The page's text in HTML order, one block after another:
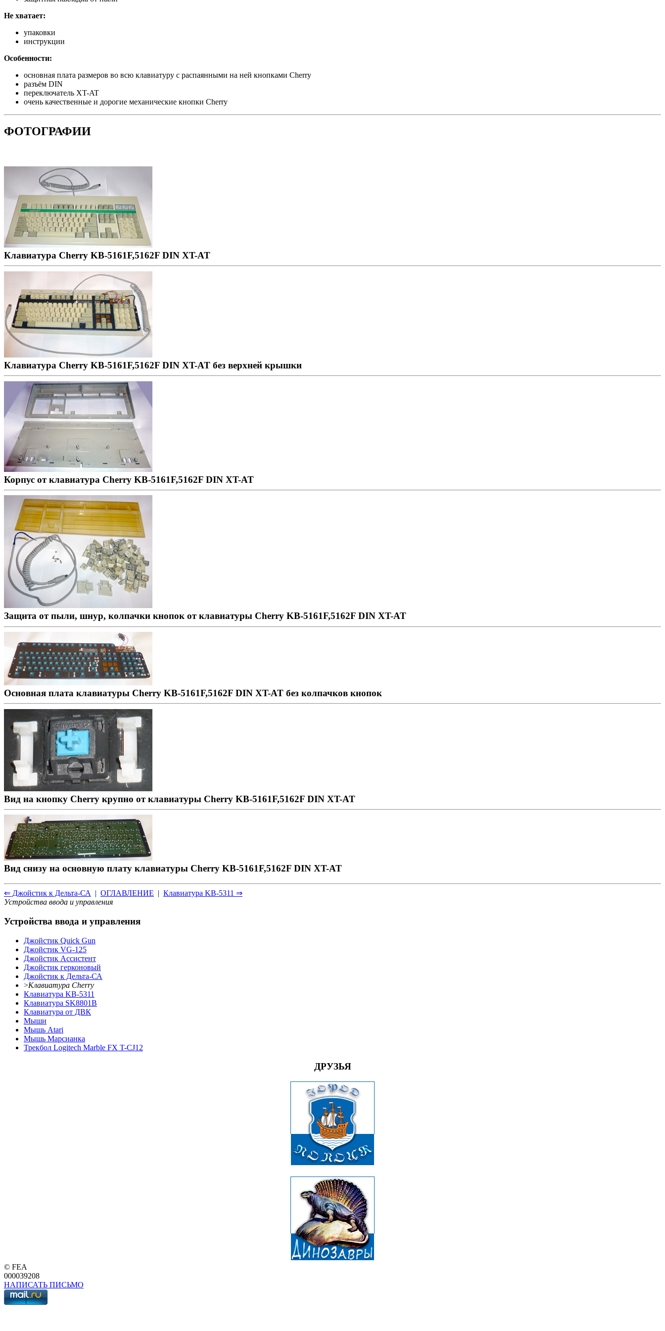
Не хватает:
упаковки
инструкции
Особенности:
основная плата размеров во всю клавиатуру с распаянными на ней кнопками Cherry
разъём DIN
переключатель XT-AT
очень качественные и дорогие механические кнопки Cherry
ФОТОГРАФИИ
Клавиатура Cherry KB-5161F,5162F DIN XT-AT
Клавиатура Cherry KB-5161F,5162F DIN XT-AT без верхней крышки
Корпус от клавиатура Cherry KB-5161F,5162F DIN XT-AT
Защита от пыли, шнур, колпачки кнопок от клавиатуры Cherry KB-5161F,5162F DIN XT-AT
Основная плата клавиатуры Cherry KB-5161F,5162F DIN XT-AT без колпачков кнопок
Вид на кнопку Cherry крупно от клавиатуры Cherry KB-5161F,5162F DIN XT-AT
Вид снизу на основную плату клавиатуры Cherry KB-5161F,5162F DIN XT-AT
⇐ Джойстик к Дельта-СА | ОГЛАВЛЕНИЕ | Клавиатура KB-5311 ⇒
Устройства ввода и управления
Устройства ввода и управления
Джойстик Quick Gun
Джойстик VG-125
Джойстик Ассистент
Джойстик герконовый
Джойстик к Дельта-СА
>Клавиатура Cherry
Клавиатура KB-5311
Клавиатура SK8801B
Клавиатура от ДВК
Мыши
Мышь Atari
Мышь Марсианка
Трекбол Logitech Marble FX T-CJ12
ДРУЗЬЯ
© FEA
000039208
НАПИСАТЬ ПИСЬМО